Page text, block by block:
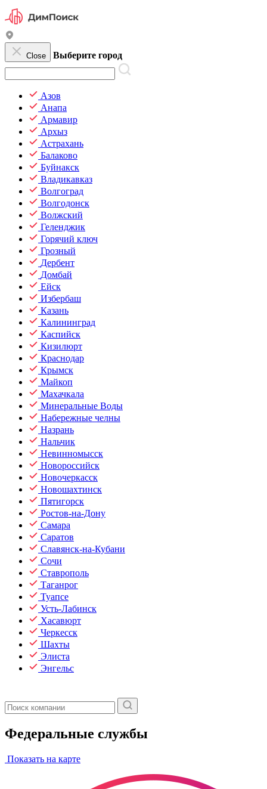
Close Выберите город
Азов
Анапа
Армавир
Архыз
Астрахань
Балаково
Буйнакск
Владикавказ
Волгоград
Волгодонск
Волжский
Геленджик
Горячий ключ
Грозный
Дербент
Домбай
Ейск
Избербаш
Казань
Калининград
Каспийск
Кизилюрт
Краснодар
Крымск
Майкоп
Махачкала
Минеральные Воды
Набережные челны
Назрань
Нальчик
Невинномысск
Новороссийск
Новочеркасск
Новошахтинск
Пятигорск
Ростов-на-Дону
Самара
Саратов
Славянск-на-Кубани
Сочи
Ставрополь
Таганрог
Туапсе
Усть-Лабинск
Хасавюрт
Черкесск
Шахты
Элиста
Энгельс
Федеральные службы
Показать на карте